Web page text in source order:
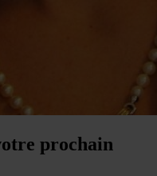
prochain